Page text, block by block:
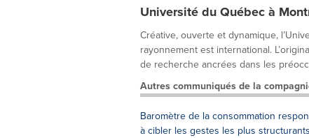
Université du Québec à
Créative, ouverte et dynamique,
rayonnement est international.
de recherche ancrées dans les
Autres communiqués de la
Baromètre de la consommation
à cibler les gestes les plus structurants